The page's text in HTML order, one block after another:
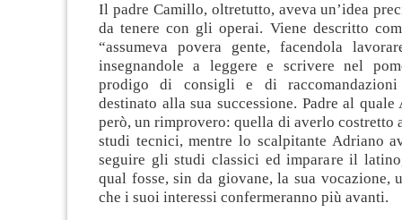
Il padre Camillo, oltretutto, aveva un’idea
da tenere con gli operai. Viene descritto
“assumeva povera gente, facendola
insegnandole a leggere e scrivere nel
prodigo di consigli e di
destinato alla sua successione. Padre al
però, un rimprovero: quella di averlo costretto
studi tecnici, mentre lo scalpitante Adriano
seguire gli studi classici ed imparare il
qual fosse, sin da giovane, la sua vocazione,
che i suoi interessi confermeranno più avanti.